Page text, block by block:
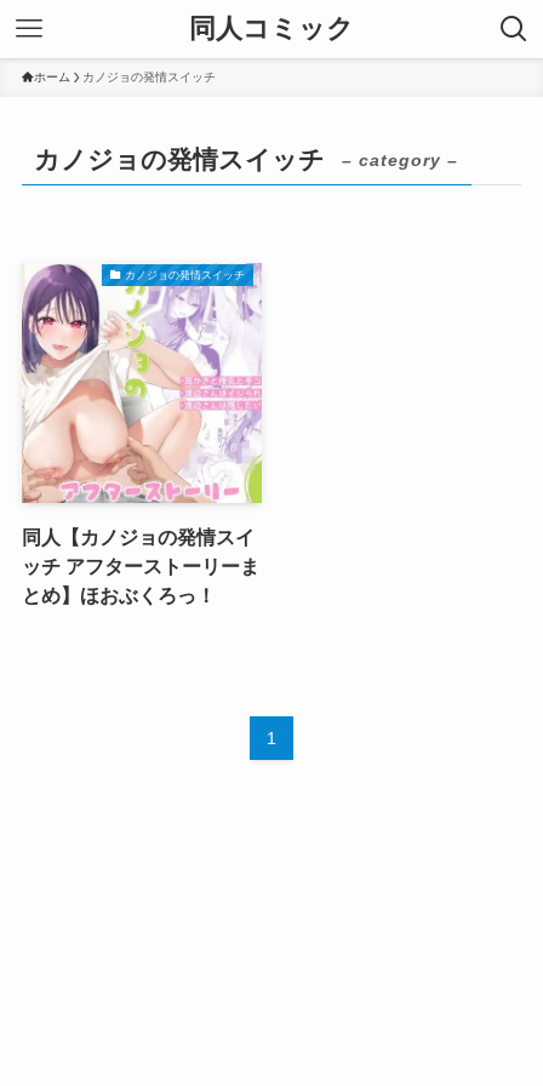
同人コミック
ホーム カノジョの発情スイッチ
カノジョの発情スイッチ – category –
カノジョの発情スイッチ
同人【カノジョの発情スイ
ッチ アフターストーリーま
とめ】ほおぶくろっ！
1